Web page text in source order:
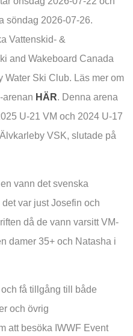
söndag 2026-07-26.
Vattenskid- &
and Wakeboard Canada
Water Ski Club. Läs mer om
arenan HÄR. Denna arena
U-21 VM och 2024 U-17
VSK, slutade på
vann det svenska
var just Josefin och
då de vann varsitt VM-
damer 35+ och Natasha i
få tillgång till både
och övrig
att besöka IWWF Event